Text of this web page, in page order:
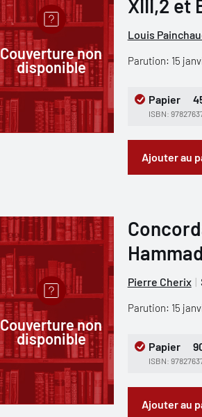
Couverture non
disponible
XIII,2 et
Louis
Parution: 15
Papier
ISBN:
Ajouter au
Couverture non
disponible
Pierre Cherix
Parution: 15
Papier
ISBN:
Ajouter au